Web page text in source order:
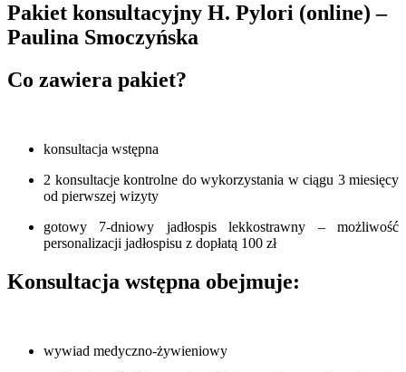
Pakiet konsultacyjny H. Pylori (online) –
Paulina Smoczyńska
Co zawiera pakiet?
konsultacja wstępna
2 konsultacje kontrolne do wykorzystania w ciągu 3 miesięcy
od pierwszej wizyty
gotowy 7-dniowy jadłospis lekkostrawny – możliwość
personalizacji jadłospisu z dopłatą 100 zł
Konsultacja wstępna obejmuje:
wywiad medyczno-żywieniowy